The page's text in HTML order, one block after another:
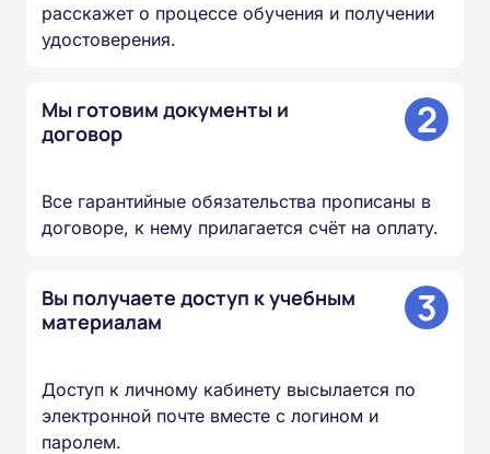
расскажет о процессе обучения и получении
удостоверения.
Мы готовим документы и
договор
2
Все гарантийные обязательства прописаны в
договоре, к нему прилагается счёт на оплату.
Вы получаете доступ к учебным
материалам
3
Доступ к личному кабинету высылается по
электронной почте вместе с логином и
паролем.